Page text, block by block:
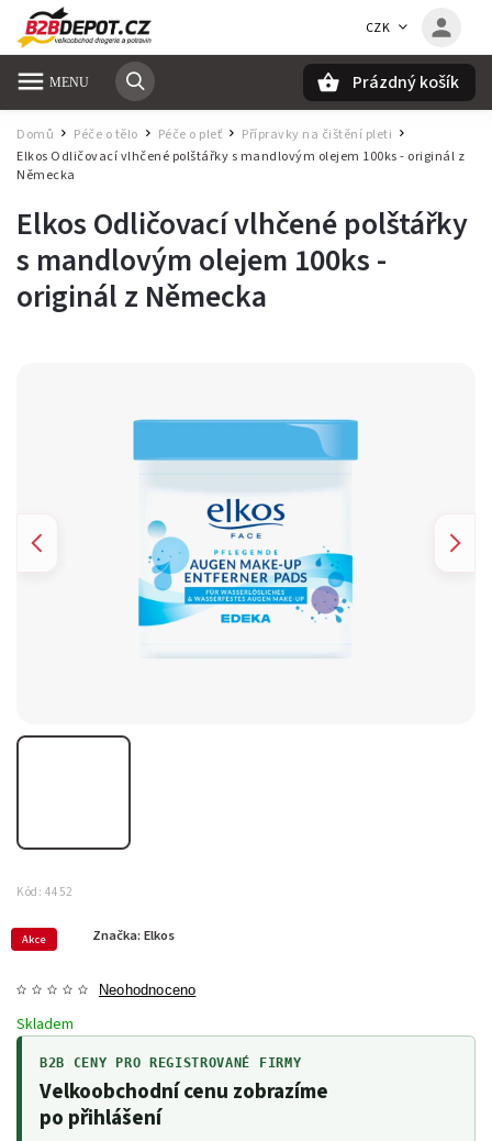
CZK
Prázdný košík
Domů / Péče o tělo Péče o pleť / Přípravky na čištění pleti /
Elkos Odličovací vlhčené polštářky s mandlovým olejem 100ks- originál z
Německa
Elkos Odličovací vlhčené polštářky
s mandlovým olejem 100ks -
originál z Německa
Kód: 4452
Akce
Neohodnoceno
Značka: Elkos
Skladem
B2B CENY PRO REGISTROVANÉ FIRMY
Velkoobchodní cenu zobrazíme
po přihlášení